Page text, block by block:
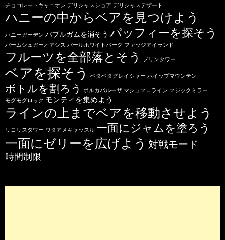
チョコレートキャニオン デリシャスショア デリシャスデザート
ハニーの中からベアを見つけよう
ハニーガーデン バブルガムを消そう パッフィーを探そう
パームシュガーオアシス パールホワイトパーク ファッジアイランド
フルーツを全部落とそう プリンタワー
ベアを探そう ベタベタグレイシャー ホイップマウンテン
ボトルを割ろう ポルカパルーザ マシュマロライン マジックミラー
モグモグロック モンティを集めよう
ラインの上までベアを移動させよう
リコリスタワー ワタアメキャッスル 一面にジャムを塗ろう
一面にゼリーを広げよう 対戦モード
時間制限